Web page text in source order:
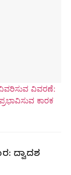
ವಿವರಣೆ:
ಕಾರಕ
ದ್ವಾದಶ